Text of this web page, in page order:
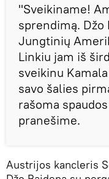
"Sveikiname!
sprendimą. Džo
Jungtinių
Linkiu jam iš
sveikinu
savo šalies
rašoma
pranešime.
Austrijos kancleris